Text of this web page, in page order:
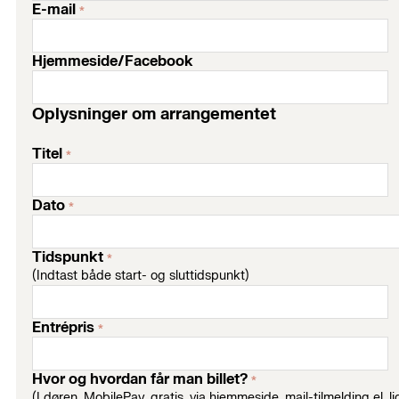
E-mail *
Hjemmeside/Facebook
Oplysninger om arrangementet
Titel *
Dato *
Tidspunkt *
(Indtast både start- og sluttidspunkt)
Entrépris *
Hvor og hvordan får man billet? *